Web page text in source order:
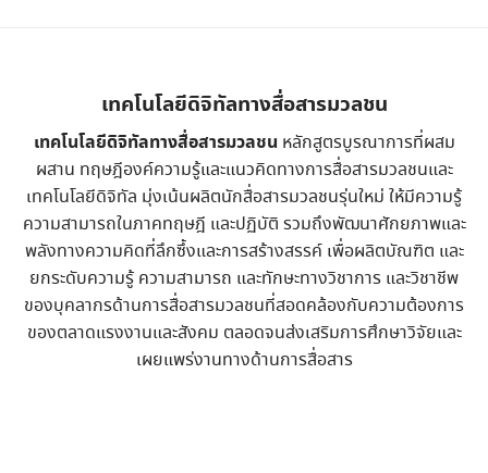
เทคโนโลยีดิจิทัลทางสื่อสารมวลชน
เทคโนโลยีดิจิทัลทางสื่อสารมวลชน หลักสูตรบูรณาการที่ผสม
ผสาน ทฤษฎีองค์ความรู้และแนวคิดทางการสื่อสารมวลชนและ
เทคโนโลยีดิจิทัล มุ่งเน้นผลิตนักสื่อสารมวลชนรุ่นใหม่ ให้มีความรู้
ความสามารถในภาคทฤษฎี และปฏิบัติ รวมถึงพัฒนาศักยภาพและ
พลังทางความคิดที่ลึกซึ้งและการสร้างสรรค์ เพื่อผลิตบัณฑิต และ
ยกระดับความรู้ ความสามารถ และทักษะทางวิชาการ และวิชาชีพ
ของบุคลากรด้านการสื่อสารมวลชนที่สอดคล้องกับความต้องการ
ของตลาดแรงงานและสังคม ตลอดจนส่งเสริมการศึกษาวิจัยและ
เผยแพร่งานทางด้านการสื่อสาร